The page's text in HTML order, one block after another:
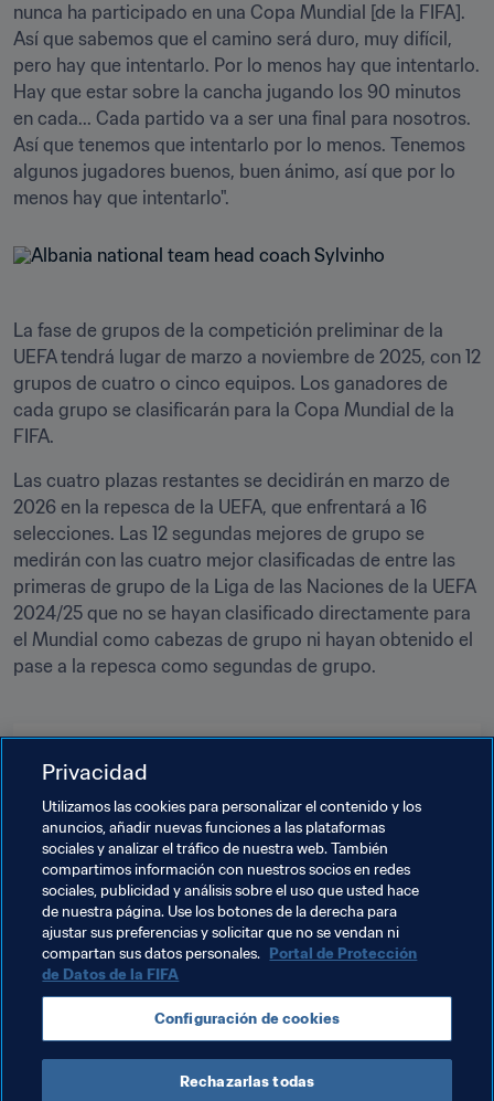
nunca ha participado en una Copa Mundial [de la FIFA].
Así que sabemos que el camino será duro, muy difícil,
pero hay que intentarlo. Por lo menos hay que intentarlo.
Hay que estar sobre la cancha jugando los 90 minutos
en cada... Cada partido va a ser una final para nosotros.
Así que tenemos que intentarlo por lo menos. Tenemos
algunos jugadores buenos, buen ánimo, así que por lo
menos hay que intentarlo".
La fase de grupos de la competición preliminar de la
UEFA tendrá lugar de marzo a noviembre de 2025, con 12
grupos de cuatro o cinco equipos. Los ganadores de
cada grupo se clasificarán para la Copa Mundial de la
FIFA.
Las cuatro plazas restantes se decidirán en marzo de
2026 en la repesca de la UEFA, que enfrentará a 16
selecciones. Las 12 segundas mejores de grupo se
medirán con las cuatro mejor clasificadas de entre las
primeras de grupo de la Liga de las Naciones de la UEFA
2024/25 que no se hayan clasificado directamente para
el Mundial como cabezas de grupo ni hayan obtenido el
pase a la repesca como segundas de grupo.
Temas relacionados
Organización Organización
Copa Mundial de la FIFA 2026™ England
UEFA France Italy Switzerland
Georgia Poland Albania
Privacidad
Utilizamos las cookies para personalizar el contenido y los
anuncios, añadir nuevas funciones a las plataformas
sociales y analizar el tráfico de nuestra web. También
compartimos información con nuestros socios en redes
sociales, publicidad y análisis sobre el uso que usted hace
de nuestra página. Use los botones de la derecha para
ajustar sus preferencias y solicitar que no se vendan ni
compartan sus datos personales. Portal de Protección
de Datos de la FIFA
Configuración de cookies
Rechazarlas todas